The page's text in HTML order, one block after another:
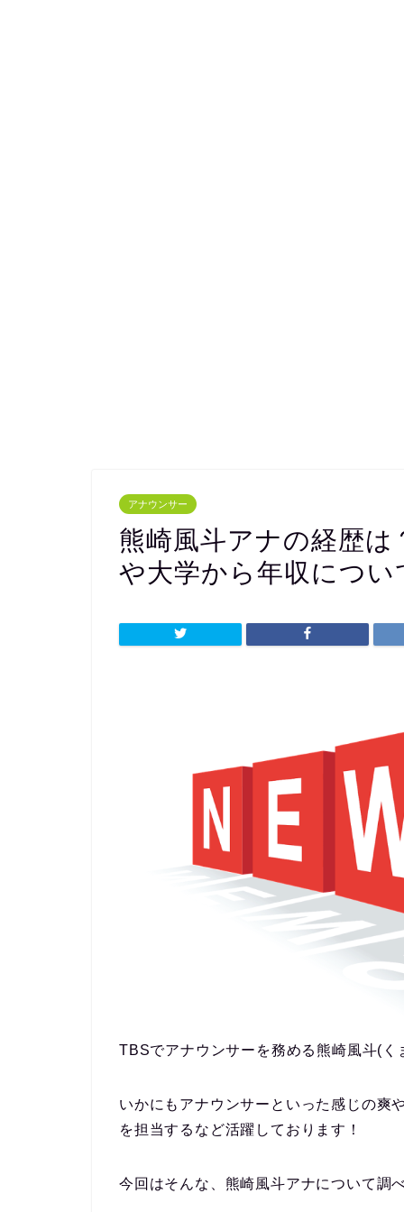
アナウンサー
熊崎風斗アナの経歴
や大学から年収につい
TBSでアナウンサーを務める熊崎風斗(く
いかにもアナウンサーといった感じの爽
を担当するなど活躍しております！
今回はそんな、熊崎風斗アナについて調